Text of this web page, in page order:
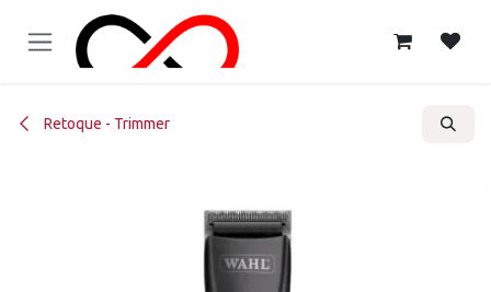
Retoque - Trimmer